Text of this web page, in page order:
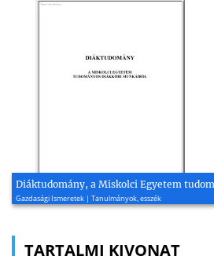
Diáktudomány, a Miskolci Egyetem
Gazdasági Ismeretek | Tanulmányok, esszék
TARTALMI KIVONAT